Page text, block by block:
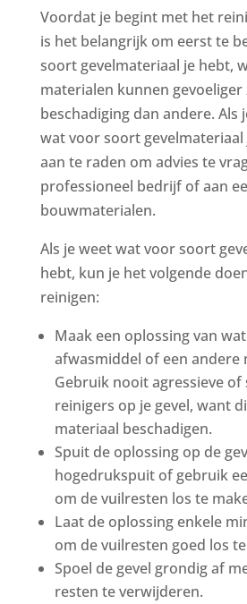
Voordat je begint met het
is het belangrijk om eerst te
soort gevelmateriaal je hebt,
materialen kunnen
beschadiging dan andere. Als
wat voor soort gevelmateriaal
aan te raden om advies te
professioneel bedrijf of aan
bouwmaterialen.
Als je weet wat voor soort
hebt, kun je het volgende
reinigen:
Maak een oplossing van
afwasmiddel of een andere
Gebruik nooit agressieve of
reinigers op je gevel, want
materiaal beschadigen.
Spuit de oplossing op de
hogedrukspuit of gebruik
om de vuilresten los te
Laat de oplossing enkele
om de vuilresten goed los
Spoel de gevel grondig af
resten te verwijderen.